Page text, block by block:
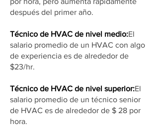
después del primer año.
Técnico de HVAC de nivel medio:El
salario promedio de un HVAC con algo
de experiencia es de alrededor de
$23/hr.
Técnico de HVAC de nivel superior:El
salario promedio de un técnico senior
de HVAC es de alrededor de $ 28 por
hora.